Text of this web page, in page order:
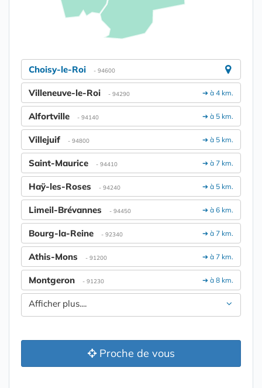
Choisy-le-Roi - 94600
➔ à 4 km.
Villeneuve-le-Roi - 94290
➔ à 5 km.
Alfortville - 94140
➔ à 5 km.
Villejuif - 94800
➔ à 7 km.
Saint-Maurice - 94410
➔ à 5 km.
Haÿ-les-Roses - 94240
➔ à 6 km.
Limeil-Brévannes - 94450
➔ à 7 km.
Bourg-la-Reine - 92340
➔ à 7 km.
Athis-Mons - 91200
➔ à 8 km.
Montgeron - 91230
Afficher plus....
Proche de vous